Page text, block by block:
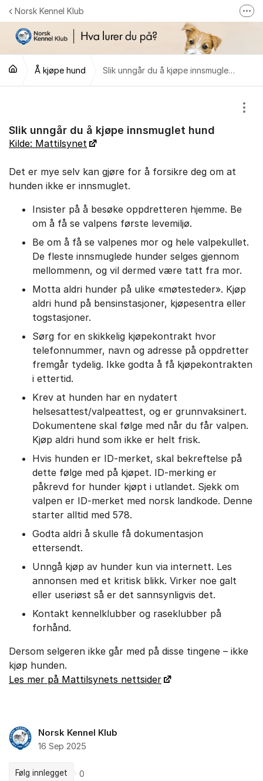
Gå til innhold
Norsk Kennel Klub
Følg oss på Facebook
Følg oss på Instagram
NKK-butikken
Å kjøpe hund Slik unngår du å kjøpe innsmuglet hund
Slik unngår du å kjøpe innsmuglet hund
Vis/
Kilde: Mattilsynet
Det er mye selv kan gjøre for å forsikre deg om at
hunden ikke er innsmuglet.
Insister på å besøke oppdretteren hjemme. Be
om å få se valpens første levemiljø.
Be om å få se valpenes mor og hele valpekullet.
De fleste innsmuglede hunder selges gjennom
mellommenn, og vil dermed være tatt fra mor.
Motta aldri hunder på ulike «møtesteder». Kjøp
aldri hund på bensinstasjoner, kjøpesentra eller
togstasjoner.
Sørg for en skikkelig kjøpekontrakt hvor
telefonnummer, navn og adresse på oppdretter
fremgår tydelig. Ikke godta å få kjøpekontrakten
i ettertid.
Krev at hunden har en nydatert
helsesattest/valpeattest, og er grunnvaksinert.
Dokumentene skal følge med når du får valpen.
Kjøp aldri hund som ikke er helt frisk.
Hvis hunden er ID-merket, skal bekreftelse på
dette følge med på kjøpet. ID-merking er
påkrevd for hunder kjøpt i utlandet. Sjekk om
valpen er ID-merket med norsk landkode. Denne
starter alltid med 578.
Godta aldri å skulle få dokumentasjon
ettersendt.
Unngå kjøp av hunder kun via internett. Les
annonsen med et kritisk blikk. Virker noe galt
eller useriøst så er det sannsynligvis det.
Kontakt kennelklubber og raseklubber på
forhånd.
Dersom selgeren ikke går med på disse tingene – ikke
kjøp hunden.
Les mer på Mattilsynets nettsider
Norsk Kennel Klub
16 Sep 2025
Følg innlegget 0